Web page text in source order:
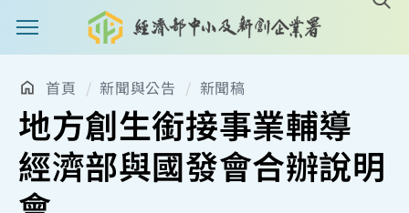
主選單案扭
首頁 新聞與公告 新聞稿
地方創生銜接事業輔導
經濟部與國發會合辦說明